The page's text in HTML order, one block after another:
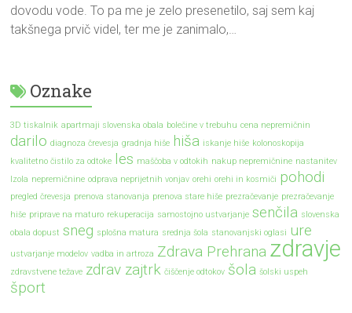
dovodu vode. To pa me je zelo presenetilo, saj sem kaj
takšnega prvič videl, ter me je zanimalo,…
Oznake
3D tiskalnik apartmaji slovenska obala bolečine v trebuhu cena nepremičnin
darilo diagnoza črevesja gradnja hiše hiša iskanje hiše kolonoskopija
kvalitetno čistilo za odtoke les maščoba v odtokih nakup nepremičnine nastanitev
Izola nepremičnine odprava neprijetnih vonjav orehi orehi in kosmiči pohodi
pregled črevesja prenova stanovanja prenova stare hiše prezračevanje prezračevanje
hiše priprave na maturo rekuperacija samostojno ustvarjanje senčila slovenska
obala dopust sneg splošna matura srednja šola stanovanjski oglasi ure
ustvarjanje modelov vadba in artroza Zdrava Prehrana zdravje
zdravstvene težave zdrav zajtrk čiščenje odtokov šola šolski uspeh
šport